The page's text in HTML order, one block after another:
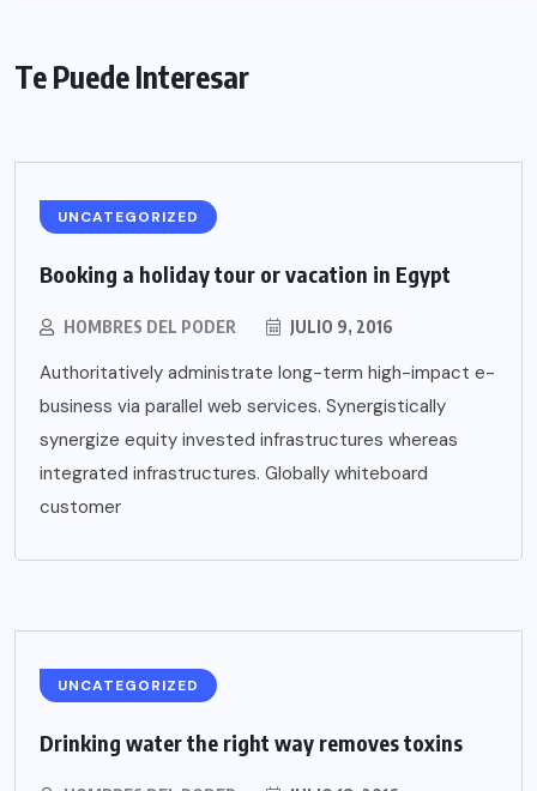
Te Puede Interesar
UNCATEGORIZED
Booking a holiday tour or vacation in Egypt
HOMBRES DEL PODER JULIO 9, 2016
Authoritatively administrate long-term high-impact e-
business via parallel web services. Synergistically
synergize equity invested infrastructures whereas
integrated infrastructures. Globally whiteboard
customer
UNCATEGORIZED
Drinking water the right way removes toxins